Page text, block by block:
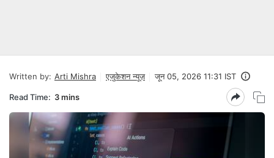
Written by: Arti Mishra एजुकेशन न्यूज़ जून 05, 2026 11:31 IST
Read Time: 3 mins